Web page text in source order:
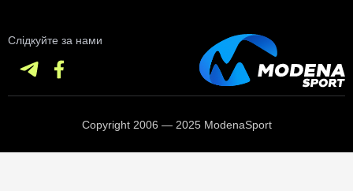
Слідкуйте за нами
Copyright 2006 — 2025 ModenaSport